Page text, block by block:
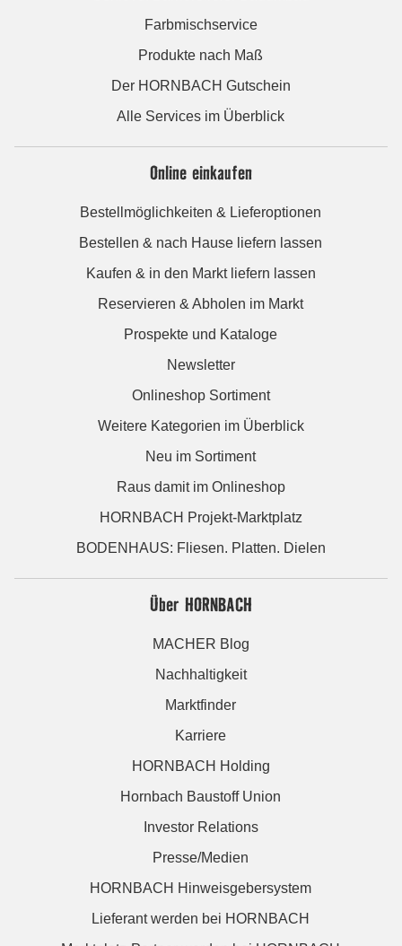
Farbmischservice
Produkte nach Maß
Der HORNBACH Gutschein
Alle Services im Überblick
Online einkaufen
Bestellmöglichkeiten & Lieferoptionen
Bestellen & nach Hause liefern lassen
Kaufen & in den Markt liefern lassen
Reservieren & Abholen im Markt
Prospekte und Kataloge
Newsletter
Onlineshop Sortiment
Weitere Kategorien im Überblick
Neu im Sortiment
Raus damit im Onlineshop
HORNBACH Projekt-Marktplatz
BODENHAUS: Fliesen. Platten. Dielen
Über HORNBACH
MACHER Blog
Nachhaltigkeit
Marktfinder
Karriere
HORNBACH Holding
Hornbach Baustoff Union
Investor Relations
Presse/Medien
HORNBACH Hinweisgebersystem
Lieferant werden bei HORNBACH